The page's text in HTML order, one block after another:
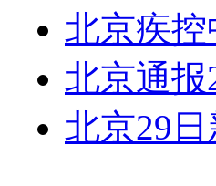
北京疾
北京通
北京29